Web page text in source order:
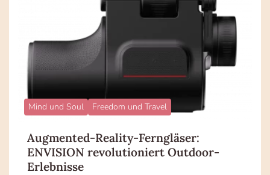
Mind und Soul Freedom und Travel
Augmented-Reality-Ferngläser:
ENVISION revolutioniert Outdoor-
Erlebnisse